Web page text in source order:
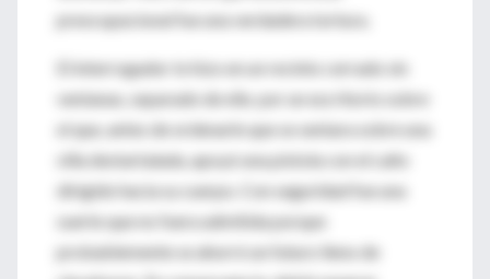
preocupacional fue una verdadera tortura.
El interrogador lo hizo en un recinto cerrado sin
ventanas, separado de ella por un escritorio sobre
el que, antes de ordenarle que se sentara sobre una
silla destartalada, apoyó una pistola con el caño
dirigido hacia su cuerpo. Con seguridad fue una
suerte que no fuera admitida porque
probablemente se ahorró un futuro lleno de